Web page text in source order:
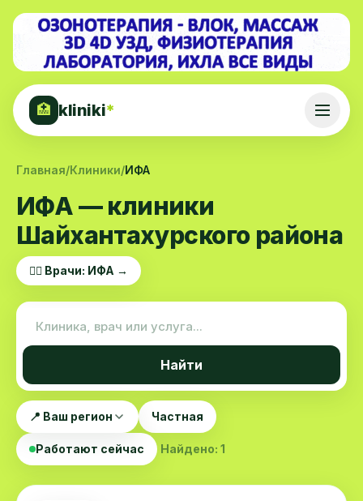
🏥 kliniki*
Главная/Клиники/ИФА
ИФА — клиники
Шайхантахурского района
👨‍⚕️ Врачи: ИФА →
Найти
📍 Ваш регион Частная
Работают сейчас Найдено: 1